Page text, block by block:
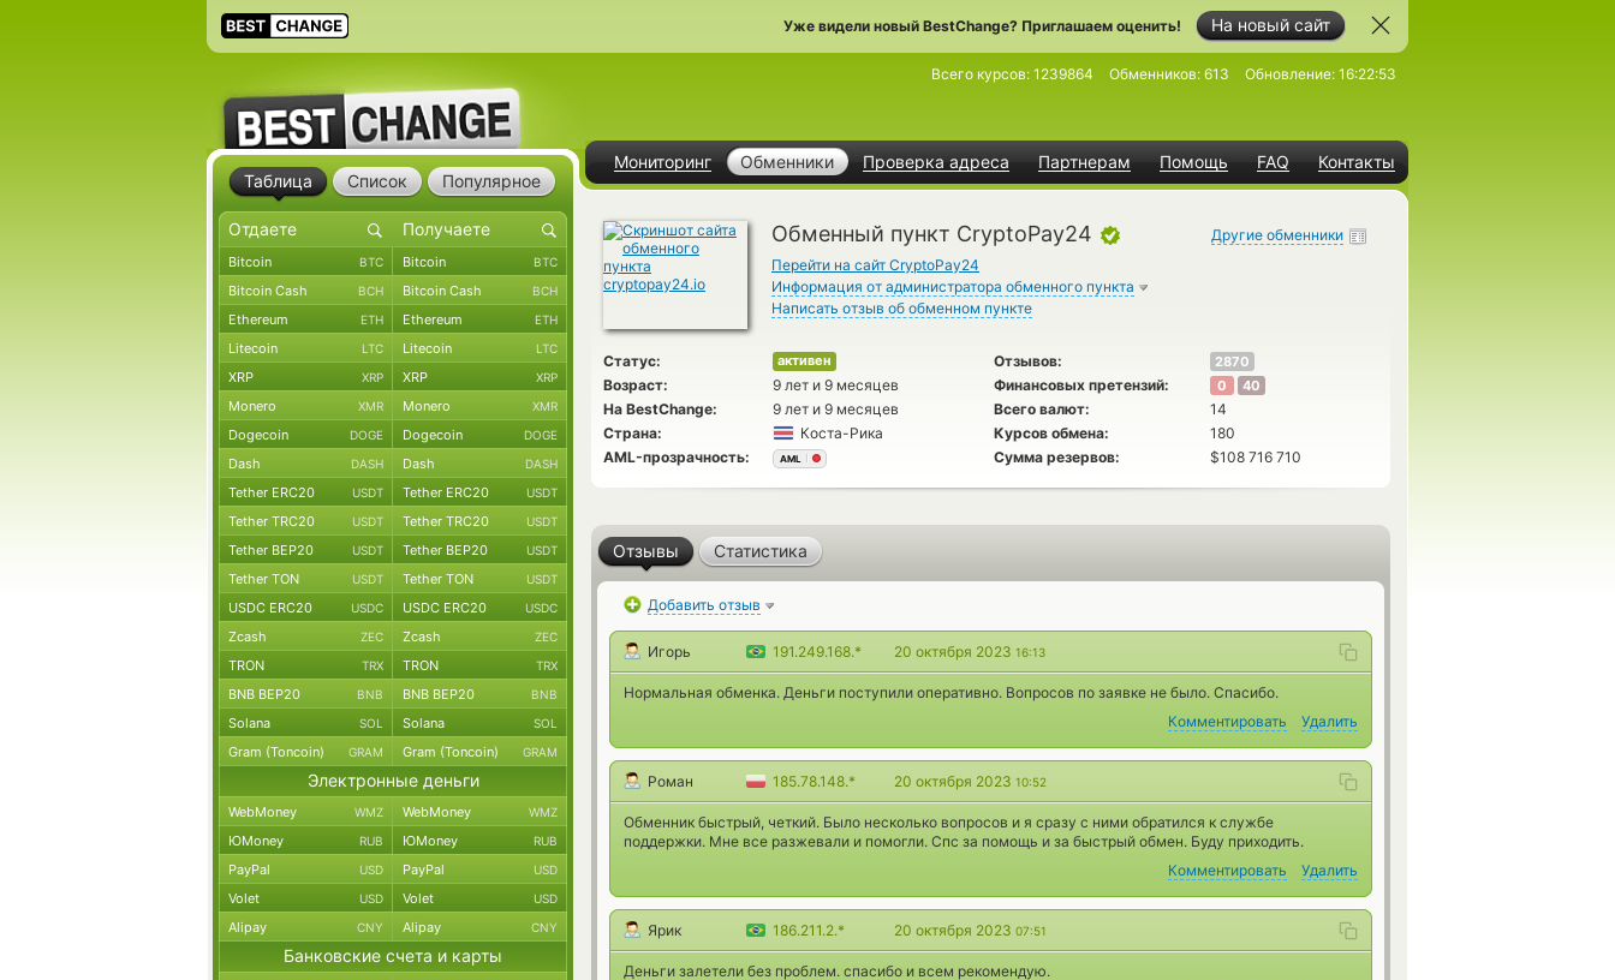
На новый сайт
Уже видели новый BestChange? Приглашаем оценить!
Мониторинг Обменники Проверка адреса Партнерам Помощь FAQ Контакты
Всего курсов: 1239864 Обменников: 613 Обновление: 16:22:53
Обменный пункт CryptoPay24
Перейти на сайт CryptoPay24
Информация от администратора обменного пункта
Написать отзыв об обменном пункте
Другие обменники
Статус: активен Отзывов: 2870
Возраст: 9 лет и 9 месяцев Финансовых претензий: 0 40
На BestChange: 9 лет и 9 месяцев Всего валют:
14
Страна:
Коста-Рика Курсов обмена:
180
AML-прозрачность:
AML Сумма резервов: $108 716 710
Отзывы Статистика
Добавить отзыв
Игорь 191.249.168.* 20 октября 2023 16:13
Нормальная обменка. Деньги поступили оперативно. Вопросов по заявке не было. Спасибо.
Комментировать
Удалить
Роман 185.78.148.* 20 октября 2023 10:52
Обменник быстрый, четкий. Было несколько вопросов и я сразу с ними обратился к службе
поддержки. Мне все разжевали и помогли. Спс за помощь и за быстрый обмен. Буду приходить.
Комментировать
Удалить
Ярик 186.211.2.* 20 октября 2023 07:51
Деньги залетели без проблем. спасибо и всем рекомендую.
Таблица Список Популярное
Bitcoin BTC Bitcoin BTC
Bitcoin Cash BCH Bitcoin Cash BCH
Ethereum ETH Ethereum ETH
Litecoin LTC Litecoin LTC
XRP XRP XRP XRP
Monero XMR Monero XMR
Dogecoin DOGE Dogecoin DOGE
Dash DASH Dash DASH
Tether ERC20 USDT Tether ERC20 USDT
Tether TRC20 USDT Tether TRC20 USDT
Tether BEP20 USDT Tether BEP20 USDT
Tether TON USDT Tether TON USDT
USDC ERC20 USDC USDC ERC20 USDC
Zcash ZEC Zcash ZEC
TRON TRX TRON TRX
BNB BEP20 BNB BNB BEP20 BNB
Solana SOL Solana SOL
Gram (Toncoin) GRAM Gram (Toncoin) GRAM
Электронные деньги
WebMoney WMZ WebMoney WMZ
ЮMoney RUB ЮMoney RUB
PayPal USD PayPal USD
Volet USD Volet USD
Alipay CNY Alipay CNY
Банковские счета и карты